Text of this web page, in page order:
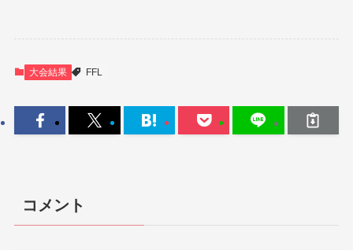
大会結果 FFL
コメント